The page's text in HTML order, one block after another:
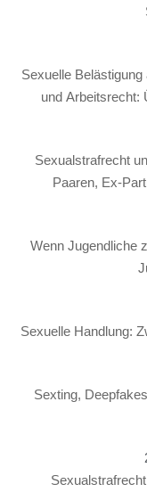
Sexuelle
und Arbeitsrecht:
Sexualstrafrecht
Paaren, Ex-
Wenn Jugendliche
Sexuelle Handlung:
Sexting,